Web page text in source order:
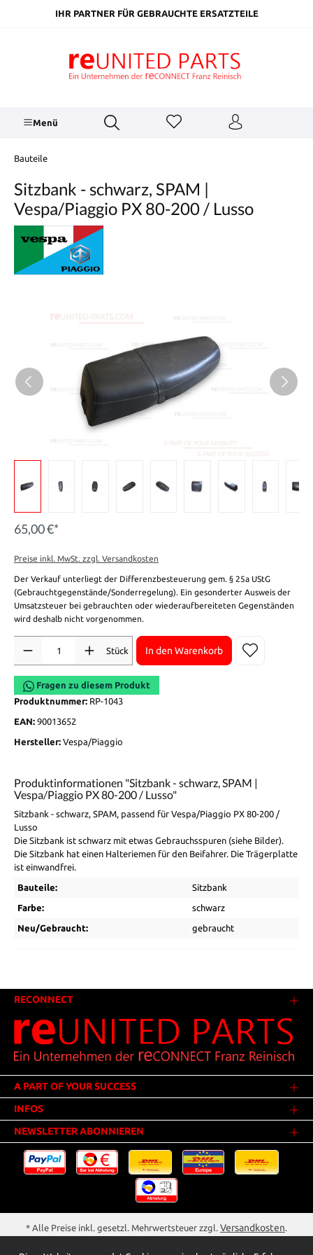
springenIHR PARTNER FÜR GEBRAUCHTE ERSATZTEILE
Menü
Bauteile
Sitzbank - schwarz, SPAM |
Vespa/Piaggio PX 80-200 / Lusso
65,00 €*
Preise inkl. MwSt. zzgl. Versandkosten
Der Verkauf unterliegt der Differenzbesteuerung gem. § 25a UStG
(Gebrauchtgegenstände/Sonderregelung). Ein gesonderter Ausweis der
Umsatzsteuer bei gebrauchten oder wiederaufbereiteten Gegenständen
wird deshalb nicht vorgenommen.
Stück
In den Warenkorb
Fragen zu diesem Produkt
Produktnummer: RP-1043
EAN: 90013652
Hersteller: Vespa/Piaggio
Produktinformationen "Sitzbank - schwarz, SPAM |
Vespa/Piaggio PX 80-200 / Lusso"
Sitzbank - schwarz, SPAM, passend für Vespa/Piaggio PX 80-200 /
Lusso
Die Sitzbank ist schwarz mit etwas Gebrauchsspuren (siehe Bilder).
Die Sitzbank hat einen Halteriemen für den Beifahrer. Die Trägerplatte
ist einwandfrei.
Bauteile: Sitzbank
Farbe: schwarz
Neu/Gebraucht: gebraucht
RECONNECT
A PART OF YOUR SUCCESS
INFOS
NEWSLETTER ABONNIEREN
* Alle Preise inkl. gesetzl. Mehrwertsteuer zzgl. Versandkosten.